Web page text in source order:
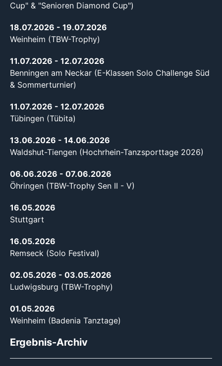
Cup" & "Senioren Diamond Cup")
18.07.2026 - 19.07.2026
Weinheim (TBW-Trophy)
11.07.2026 - 12.07.2026
Benningen am Neckar (E-Klassen Solo Challenge Süd
& Sommerturnier)
11.07.2026 - 12.07.2026
Tübingen (Tübita)
13.06.2026 - 14.06.2026
Waldshut-Tiengen (Hochrhein-Tanzsporttage 2026)
06.06.2026 - 07.06.2026
Öhringen (TBW-Trophy Sen II - V)
16.05.2026
Stuttgart
16.05.2026
Remseck (Solo Festival)
02.05.2026 - 03.05.2026
Ludwigsburg (TBW-Trophy)
01.05.2026
Weinheim (Badenia Tanztage)
Ergebnis-Archiv